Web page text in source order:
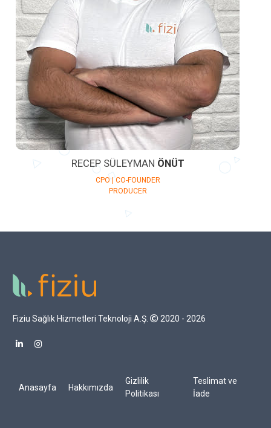
RECEP SÜLEYMAN ÖNÜT
CPO | CO-FOUNDER
PRODUCER
Fiziu Sağlık Hizmetleri Teknoloji A.Ş. 2020 - 2026
Anasayfa Hakkımızda
Gizlilik
Politikası
Teslimat ve
İade